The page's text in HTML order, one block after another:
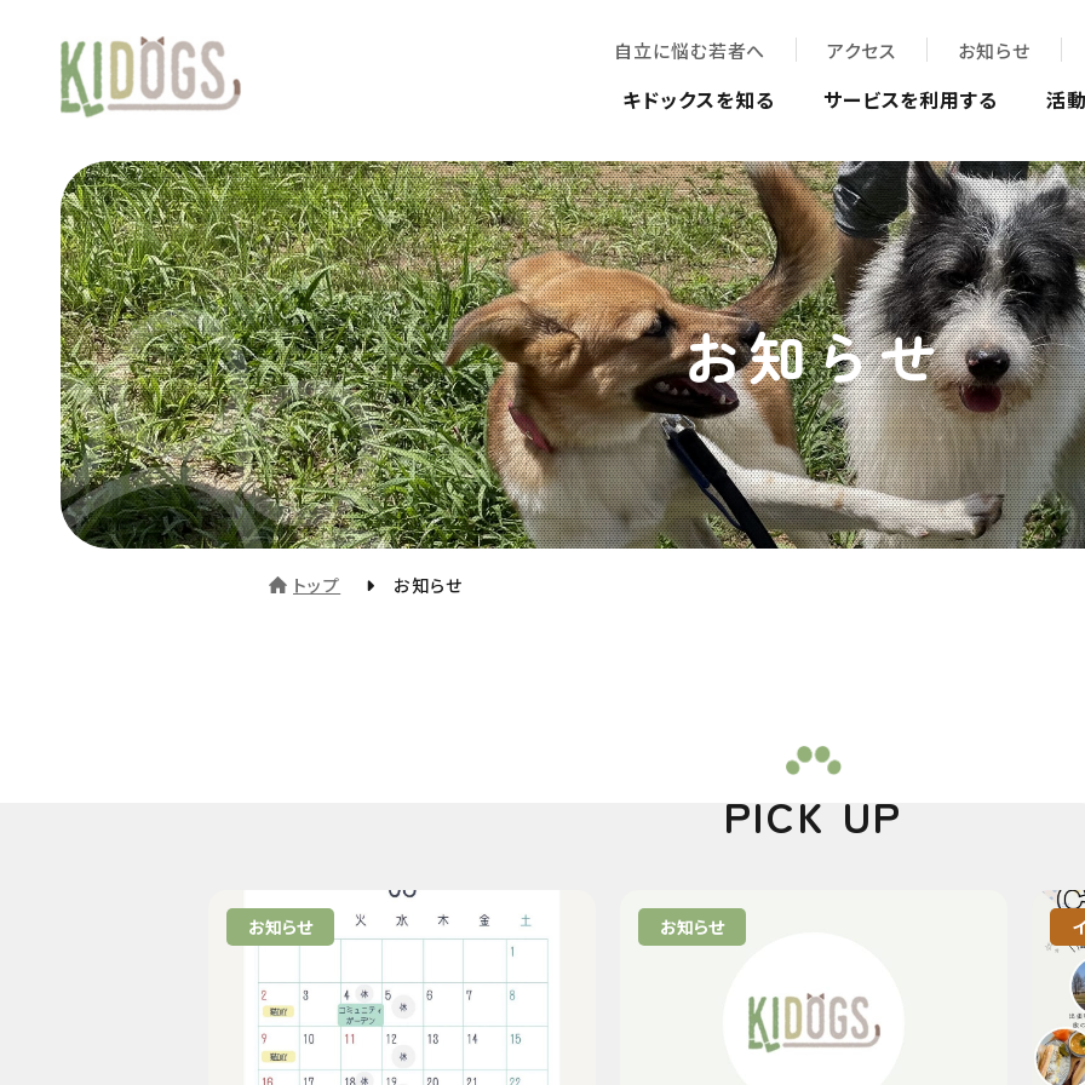
自立に悩む若者へ アクセス お知らせ
キドックスを知る サービスを利用する 活
お知らせ
トップ お知らせ
PICK UP
お知らせ お知らせ